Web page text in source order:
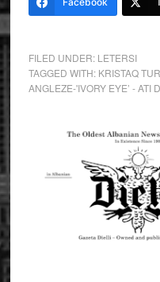
FILED UNDER: LETERSI
TAGGED WITH: KRISTAQ
ANGLEZE-'IVORY EYE’ - ATI